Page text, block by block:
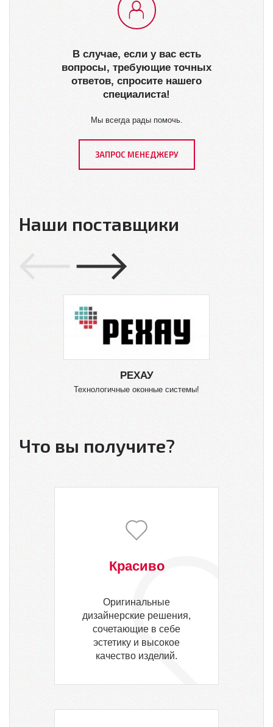
В случае, если у вас есть
вопросы, требующие точных
ответов, спросите нашего
специалиста!
Мы всегда рады помочь.
ЗАПРОС МЕНЕДЖЕРУ
Наши поставщики
РЕХАУ
Технологичные оконные системы!
Что вы получите?
Красиво
Оригинальные
дизайнерские решения,
сочетающие в себе
эстетику и высокое
качество изделий.